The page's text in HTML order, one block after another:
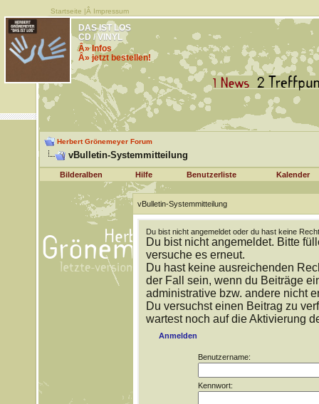
Startseite |Â Impressum
DAS IST LOS
CD / VINYL
Â» Infos
Â» jetzt bestellen!
Herbert Grönemeyer Forum
vBulletin-Systemmitteilung
Bilderalben Hilfe Benutzerliste Kalender
vBulletin-Systemmitteilung
Du bist nicht angemeldet oder du hast keine
Du bist nicht angemeldet. Bitte
versuche es erneut.
Du hast keine ausreichenden
der Fall sein, wenn du Beiträge
administrative bzw. andere nicht
Du versuchst einen Beitrag zu
wartest noch auf die Aktivierung
Anmelden
Benutzername:
Kennwort: